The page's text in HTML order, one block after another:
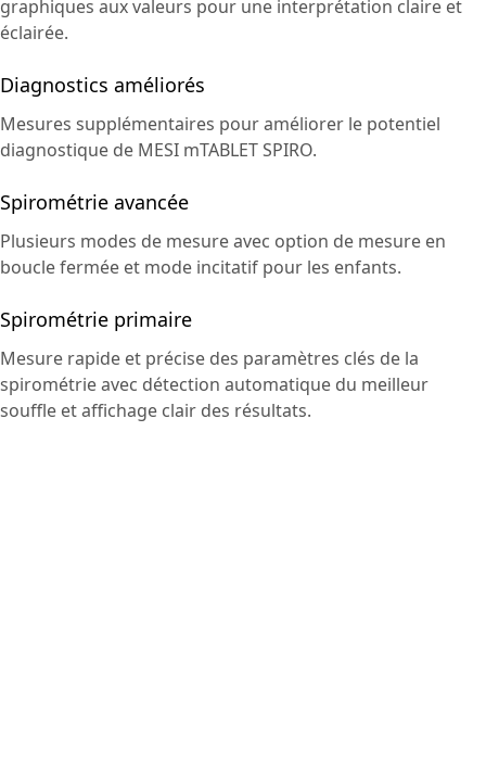
graphiques aux valeurs pour une interprétation claire et
éclairée.
Diagnostics améliorés
Mesures supplémentaires pour améliorer le potentiel
diagnostique de MESI mTABLET SPIRO.
Spirométrie avancée
Plusieurs modes de mesure avec option de mesure en
boucle fermée et mode incitatif pour les enfants.
Spirométrie primaire
Mesure rapide et précise des paramètres clés de la
spirométrie avec détection automatique du meilleur
souffle et affichage clair des résultats.